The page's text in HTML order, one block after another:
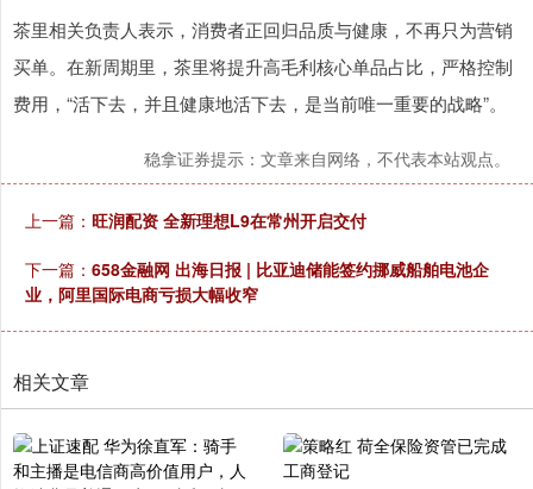
茶里相关负责人表示，消费者正回归品质与健康，不再只为营销
买单。在新周期里，茶里将提升高毛利核心单品占比，严格控制
费用，“活下去，并且健康地活下去，是当前唯一重要的战略”。
稳拿证券提示：文章来自网络，不代表本站观点。
上一篇： 旺润配资 全新理想L9在常州开启交付
下一篇： 658金融网 出海日报 | 比亚迪储能签约挪威船舶电池企
业，阿里国际电商亏损大幅收窄
相关文章